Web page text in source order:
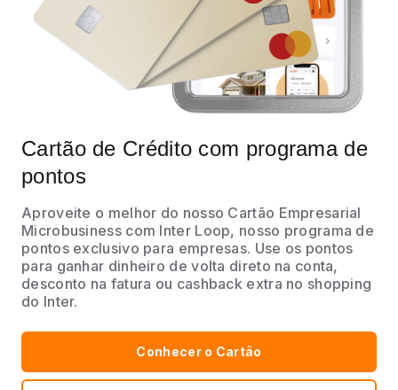
Cartão de Crédito com programa de
pontos
Aproveite o melhor do nosso Cartão Empresarial
Microbusiness com Inter Loop, nosso programa de
pontos exclusivo para empresas. Use os pontos
para ganhar dinheiro de volta direto na conta,
desconto na fatura ou cashback extra no shopping
do Inter.
Conhecer o Cartão